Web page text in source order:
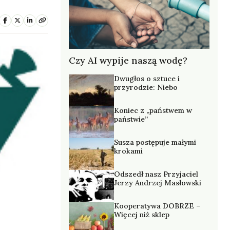
Czy AI wypije naszą wodę?
Dwugłos o sztuce i
przyrodzie: Niebo
Koniec z „państwem w
państwie”
Susza postępuje małymi
krokami
Odszedł nasz Przyjaciel
Jerzy Andrzej Masłowski
Kooperatywa DOBRZE –
Więcej niż sklep